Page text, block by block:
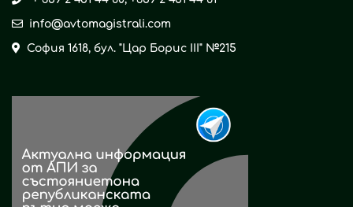
info@avtomagistrali.com
София 1618, бул. "Цар Борис ІІІ" №215